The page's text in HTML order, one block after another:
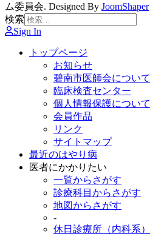
ム委員会. Designed By JoomShaper
検索
Sign In
トップページ
お知らせ
碧南市医師会について
臨床検査センター
個人情報保護について
会員作品
リンク
サイトマップ
最近のはやり病
医者にかかりたい
一覧からさがす
診療科目からさがす
地図からさがす
-
休日診療所（内科系）